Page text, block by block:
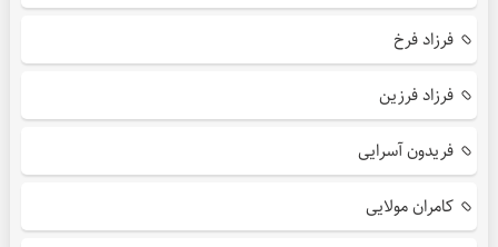
فرزاد فرخ
فرزاد فرزین
فریدون آسرایی
کامران مولایی